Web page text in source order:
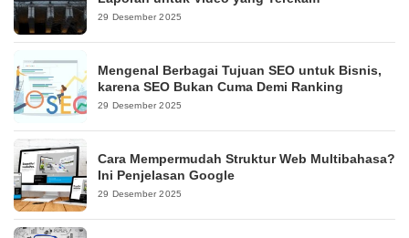
29 Desember 2025
Mengenal Berbagai Tujuan SEO untuk Bisnis,
karena SEO Bukan Cuma Demi Ranking
29 Desember 2025
Cara Mempermudah Struktur Web Multibahasa?
Ini Penjelasan Google
29 Desember 2025